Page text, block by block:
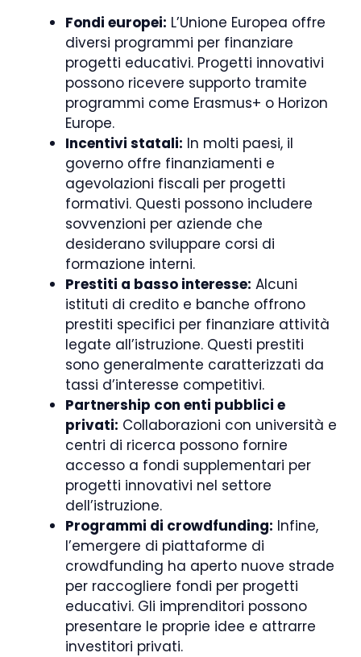
Fondi europei: L’Unione Europea offre
diversi programmi per finanziare
progetti educativi. Progetti innovativi
possono ricevere supporto tramite
programmi come Erasmus+ o Horizon
Europe.
Incentivi statali: In molti paesi, il
governo offre finanziamenti e
agevolazioni fiscali per progetti
formativi. Questi possono includere
sovvenzioni per aziende che
desiderano sviluppare corsi di
formazione interni.
Prestiti a basso interesse: Alcuni
istituti di credito e banche offrono
prestiti specifici per finanziare attività
legate all’istruzione. Questi prestiti
sono generalmente caratterizzati da
tassi d’interesse competitivi.
Partnership con enti pubblici e
privati: Collaborazioni con università e
centri di ricerca possono fornire
accesso a fondi supplementari per
progetti innovativi nel settore
dell’istruzione.
Programmi di crowdfunding: Infine,
l’emergere di piattaforme di
crowdfunding ha aperto nuove strade
per raccogliere fondi per progetti
educativi. Gli imprenditori possono
presentare le proprie idee e attrarre
investitori privati.